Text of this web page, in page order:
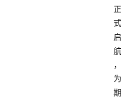
正
式
启
航
，
为
期